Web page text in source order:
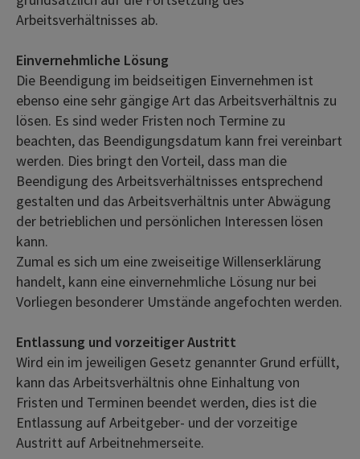
Arbeitsverhältnisses ab.
Einvernehmliche Lösung
Die Beendigung im beidseitigen Einvernehmen ist
ebenso eine sehr gängige Art das Arbeitsverhältnis zu
lösen. Es sind weder Fristen noch Termine zu
beachten, das Beendigungsdatum kann frei vereinbart
werden. Dies bringt den Vorteil, dass man die
Beendigung des Arbeitsverhältnisses entsprechend
gestalten und das Arbeitsverhältnis unter Abwägung
der betrieblichen und persönlichen Interessen lösen
kann.
Zumal es sich um eine zweiseitige Willenserklärung
handelt, kann eine einvernehmliche Lösung nur bei
Vorliegen besonderer Umstände angefochten werden.
Entlassung und vorzeitiger Austritt
Wird ein im jeweiligen Gesetz genannter Grund erfüllt,
kann das Arbeitsverhältnis ohne Einhaltung von
Fristen und Terminen beendet werden, dies ist die
Entlassung auf Arbeitgeber- und der vorzeitige
Austritt auf Arbeitnehmerseite.